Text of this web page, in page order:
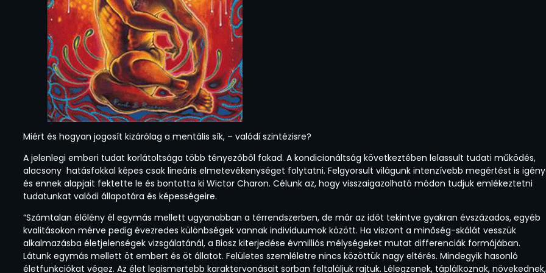
Miért és hogyan jogosít kizárólag a mentális sík, – valódi szintézisre?
A jelenlegi emberi tudat korlátoltsága több tényezőből fakad. A kondicionáltság következtében lelassult tudati működés,
alacsony hatásfokkal képes csak lineáris elmetevékenységet folytatni. Felgyorsult világunk intenzívebb megértést is
és ennek alapjait fektette le és bontotta ki Wictor Charon. Célunk az, hogy visszaigazolható módon tudjuk emlékeztetni
tudatunkat valódi állapotára és képességeire.
“Számtalan élőlény él egymás mellett ugyanabban a térrendszerben, de már az időt tekintve gyakran évszázados, egyéb
kvalitásokon mérve pedig évezredes különbségek vannak individuumok között. Ha viszont a minőség-skálát vesszük
alkalmazásba életjelenségek vizsgálatánál, a Biosz kiterjedése évmilliós mélységeket mutat differenciák formájában.
Látunk egymás mellett öt embert és öt állatot. Felületes szemléletre nincs közöttük nagy eltérés. Mindegyik hasonló
életfunkciókat végez. Az élet legismertebb karaktervonásait sorban feltaláljuk rajtuk. Lélegzenek, táplálkoznak, növekednek,